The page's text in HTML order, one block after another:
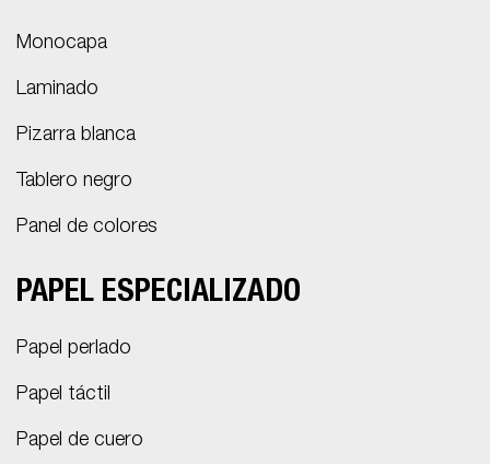
Monocapa
Laminado
Pizarra blanca
Tablero negro
Panel de colores
PAPEL ESPECIALIZADO
Papel perlado
Papel táctil
Papel de cuero